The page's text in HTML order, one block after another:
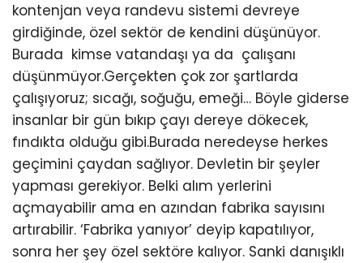
kontenjan veya randevu sistemi devreye
girdiğinde, özel sektör de kendini düşünüyor.
Burada kimse vatandaşı ya da çalışanı
düşünmüyor.Gerçekten çok zor şartlarda
çalışıyoruz; sıcağı, soğuğu, emeği… Böyle giderse
insanlar bir gün bıkıp çayı dereye dökecek,
fındıkta olduğu gibi.Burada neredeyse herkes
geçimini çaydan sağlıyor. Devletin bir şeyler
yapması gerekiyor. Belki alım yerlerini
açmayabilir ama en azından fabrika sayısını
artırabilir. ‘Fabrika yanıyor’ deyip kapatılıyor,
sonra her şey özel sektöre kalıyor. Sanki danışıklı